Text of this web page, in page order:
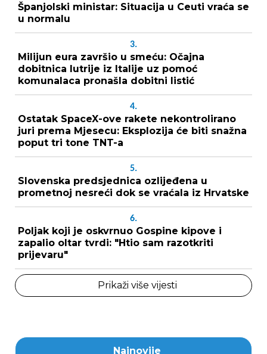
Španjolski ministar: Situacija u Ceuti vraća se
u normalu
3.
Milijun eura završio u smeću: Očajna
dobitnica lutrije iz Italije uz pomoć
komunalaca pronašla dobitni listić
4.
Ostatak SpaceX-ove rakete nekontrolirano
juri prema Mjesecu: Eksplozija će biti snažna
poput tri tone TNT-a
5.
Slovenska predsjednica ozlijeđena u
prometnoj nesreći dok se vraćala iz Hrvatske
6.
Poljak koji je oskvrnuo Gospine kipove i
zapalio oltar tvrdi: "Htio sam razotkriti
prijevaru"
Prikaži više vijesti
Najnovije